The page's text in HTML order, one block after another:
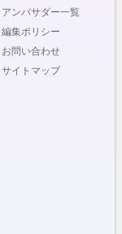
アンバサダー一覧
編集ポリシー
お問い合わせ
サイトマップ